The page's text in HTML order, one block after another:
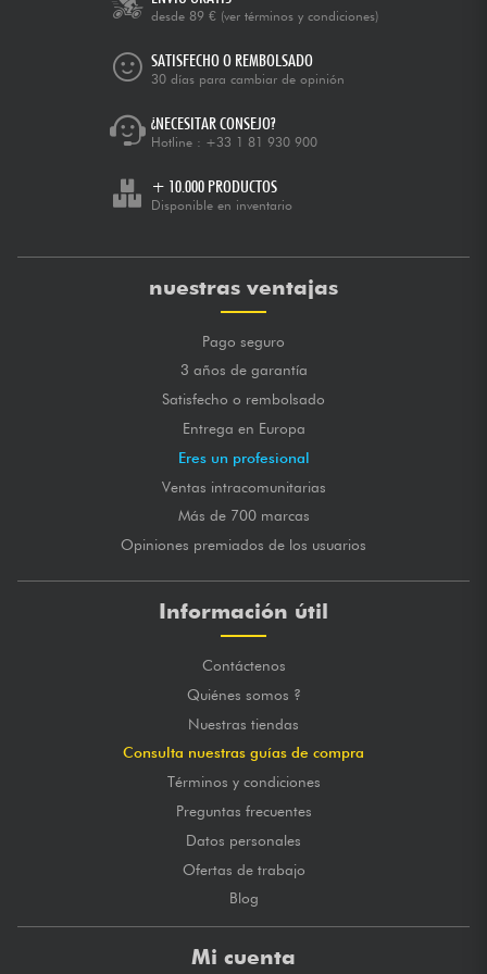
desde 89 € (ver términos y condiciones)
SATISFECHO O REMBOLSADO
30 días para cambiar de opinión
¿NECESITAR CONSEJO?
Hotline : +33 1 81 930 900
+ 10.000 PRODUCTOS
Disponible en inventario
nuestras ventajas
Pago seguro
3 años de garantía
Satisfecho o rembolsado
Entrega en Europa
Eres un profesional
Ventas intracomunitarias
Más de 700 marcas
Opiniones premiados de los usuarios
Información útil
Contáctenos
Quiénes somos ?
Nuestras tiendas
Consulta nuestras guías de compra
Términos y condiciones
Preguntas frecuentes
Datos personales
Ofertas de trabajo
Blog
Mi cuenta